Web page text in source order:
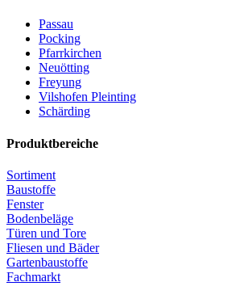
Passau
Pocking
Pfarrkirchen
Neuötting
Freyung
Vilshofen Pleinting
Schärding
Produktbereiche
Sortiment
Baustoffe
Fenster
Bodenbeläge
Türen und Tore
Fliesen und Bäder
Gartenbaustoffe
Fachmarkt